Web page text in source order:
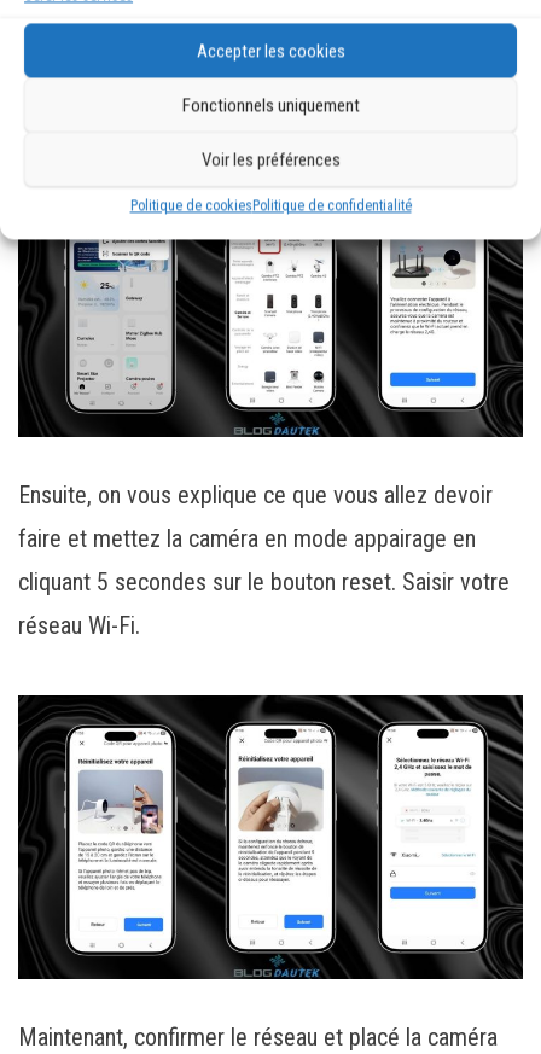
Accepter les cookies
Fonctionnels uniquement
Voir les préférences
Politique de cookiesPolitique de confidentialité
puis sur Ajouter un nouvel appareil. Cliquez sur
caméra de sécurité (WiFi).
Ensuite, on vous explique ce que vous allez devoir
faire et mettez la caméra en mode appairage en
cliquant 5 secondes sur le bouton reset. Saisir votre
réseau Wi-Fi.
Maintenant, confirmer le réseau et placé la caméra